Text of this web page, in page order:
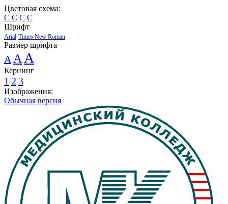
Цветовая схема:
C C C C
Шрифт
Arial Times New Roman
Размер шрифта
A A A
Кернинг
1 2 3
Изображения:
Обычная версия